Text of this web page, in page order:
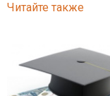
Читайте также